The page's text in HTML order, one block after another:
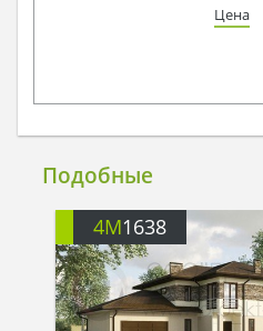
Цена
Подобные
4M1638